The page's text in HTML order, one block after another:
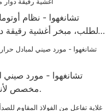
تشانغهوا - نظام
الطلب، مبخر أغشية
تشانغهوا - مورد صيني
مخصص لأنظمة التبريد، قابل للتخصيص.